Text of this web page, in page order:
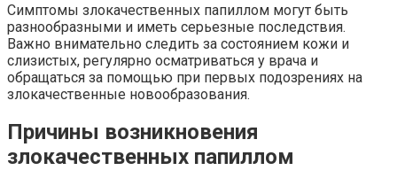
Симптомы злокачественных папиллом могут быть
разнообразными и иметь серьезные последствия.
Важно внимательно следить за состоянием кожи и
слизистых, регулярно осматриваться у врача и
обращаться за помощью при первых подозрениях на
злокачественные новообразования.
Причины возникновения
злокачественных папиллом